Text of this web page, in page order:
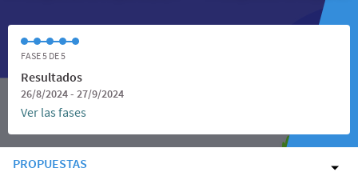
FASE 5 DE 5
Resultados
26/8/2024 - 27/9/2024
Ver las fases
PROPUESTAS